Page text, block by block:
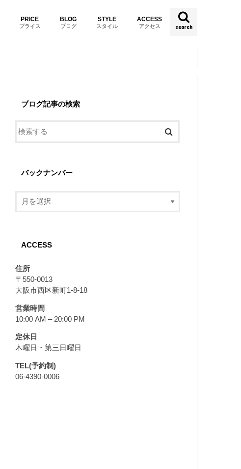
search
PRICE
プライス
BLOG
ブログ
STYLE
スタイル
ACCESS
アクセス
ブログ記事の検索
バックナンバー
ACCESS
住所
〒550-0013
大阪市西区新町1-8-18
営業時間
10:00 AM – 20:00 PM
定休日
木曜日・第三日曜日
TEL(予約制)
06-4390-0006